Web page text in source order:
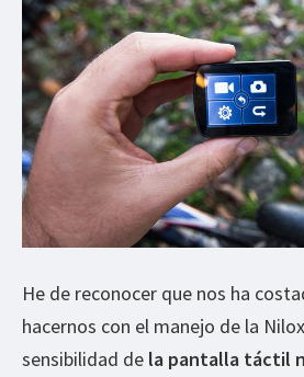
He de reconocer que nos ha
hacernos con el manejo de la
sensibilidad de la pantalla táctil